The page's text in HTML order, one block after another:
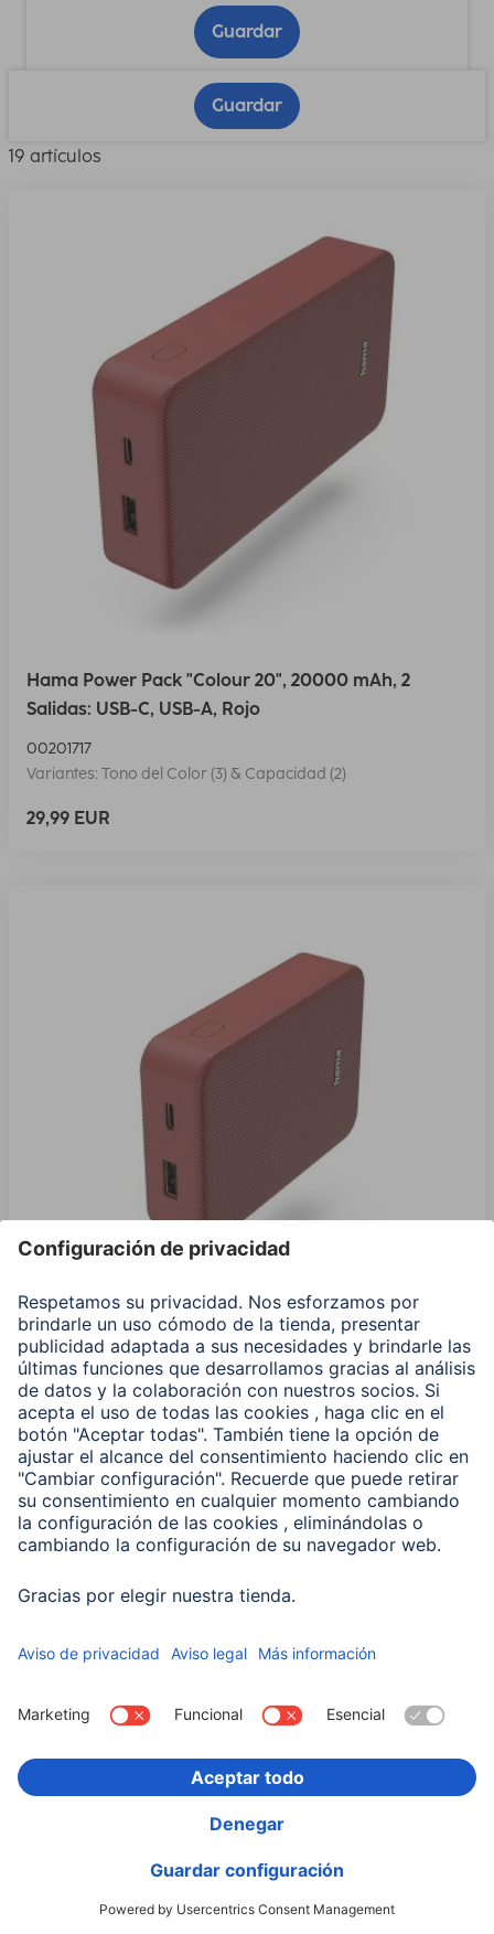
Guardar
Guardar
19 artículos
Hama Power Pack "Colour 20", 20000 mAh, 2
Salidas: USB-C, USB-A, Rojo
00201717
Variantes: Tono del Color (3) & Capacidad (2)
29,99 EUR
Hama Power Pack "Color 10", 10000 mAh, 2 Salidas:
USB-C, USB-A, Rojo
00201714
Variantes: Tono del Color (3) & Capacidad (2)
19,99 EUR